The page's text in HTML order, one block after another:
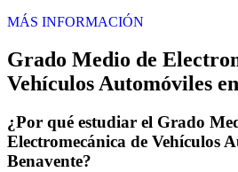
MÁS INFORMACIÓN
Grado Medio de
Vehículos Automóviles
¿Por qué estudiar el Grado
Electromecánica de Vehículos
Benavente?